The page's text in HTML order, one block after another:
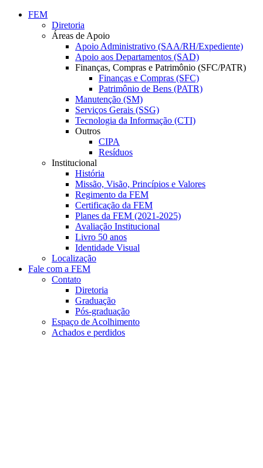
Conteúdo principal
FEM
Diretoria
Áreas de Apoio
Apoio Administrativo (SAA/RH/Expediente)
Apoio aos Departamentos (SAD)
Finanças, Compras e Patrimônio (SFC/PATR)
Finanças e Compras (SFC)
Patrimônio de Bens (PATR)
Manutenção (SM)
Serviços Gerais (SSG)
Tecnologia da Informação (CTI)
Outros
CIPA
Resíduos
Institucional
História
Missão, Visão, Princípios e Valores
Regimento da FEM
Certificação da FEM
Planes da FEM (2021-2025)
Avaliação Institucional
Livro 50 anos
Identidade Visual
Localização
Fale com a FEM
Contato
Diretoria
Graduação
Pós-graduação
Espaço de Acolhimento
Achados e perdidos